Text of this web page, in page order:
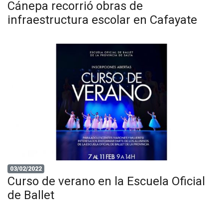
Cánepa recorrió obras de
infraestructura escolar en Cafayate
03/02/2022
Curso de verano en la Escuela Oficial
de Ballet